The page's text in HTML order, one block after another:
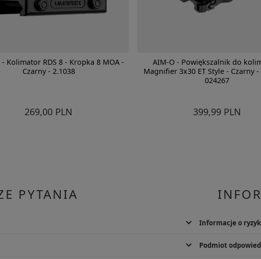
Kolimator RDS 8 - Kropka 8 MOA -
Czarny - 2.1038
269,00 PLN
AIM-O - Powiększalnik do
Magnifier 3x30 ET Style - Czarny -
024267
399,99 PLN
PYTANIA
Możliwy jest również kontakt telefoniczny od pn. do pt.
Informacje o
Ryzyko
używać zgodnie z
Podmiot